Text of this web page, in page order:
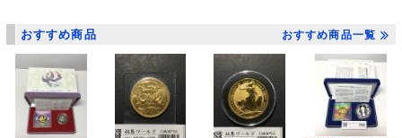
おすすめ商品 おすすめ商品一覧